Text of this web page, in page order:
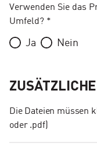
Verwenden Sie das
Umfeld? *
Ja Nein
Die Dateien müssen
oder .pdf)